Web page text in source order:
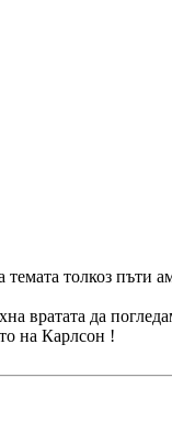
толкоз пъти
вратата да
на Карлсон !